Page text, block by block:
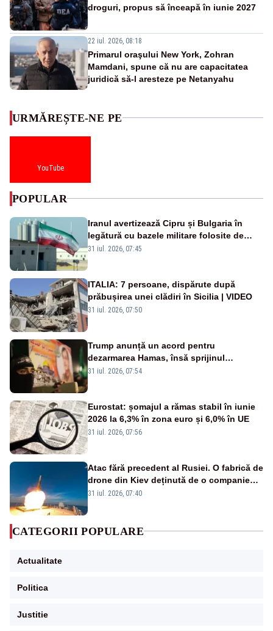
droguri, propus să înceapă în iunie 2027
22 iul. 2026, 08:18
Primarul oraşului New York, Zohran
Mamdani, spune că nu are capacitatea
juridică să-l aresteze pe Netanyahu
URMĂREȘTE-NE PE
YouTube
POPULAR
Iranul avertizează Cipru și Bulgaria în
legătură cu bazele militare folosite de
SUA
31 iul. 2026, 07:45
ITALIA: 7 persoane, dispărute după
prăbușirea unei clădiri în Sicilia | VIDEO
31 iul. 2026, 07:50
Trump anunță un acord pentru
dezarmarea Hamas, însă sprijinul
Israelului rămâne incert
31 iul. 2026, 07:54
Eurostat: șomajul a rămas stabil în iunie
2026 la 6,3% în zona euro și 6,0% în UE
31 iul. 2026, 07:56
Atac fără precedent al Rusiei. O fabrică de
drone din Kiev deținută de o companie
americană, distrusă de o rachetă
31 iul. 2026, 07:40
CATEGORII POPULARE
Actualitate
Politica
Justitie